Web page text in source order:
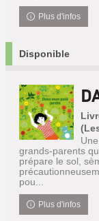
Plus d'infos
Disponible
grands-parents
prépare le sol,
pou...
Plus d'infos